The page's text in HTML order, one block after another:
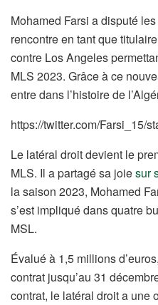
Mohamed Farsi a disputé
rencontre en tant que
contre Los Angeles
MLS 2023. Grâce à ce
entre dans l’histoire de
https://twitter.com/Farsi_15/
Le latéral droit devient le
MLS. Il a partagé sa joiesur
la saison 2023, Mohamed
s’est impliqué dans quatre
MSL.
Évalué à 1,5 millions
contrat jusqu’au 31
contrat, le latéral droit a une